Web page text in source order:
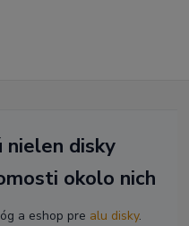
nielen disky
okolo nich
a eshop pre alu disky.